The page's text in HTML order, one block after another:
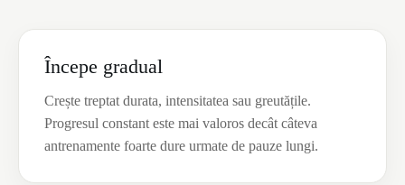
Începe gradual
Crește treptat durata, intensitatea sau greutățile.
Progresul constant este mai valoros decât câteva
antrenamente foarte dure urmate de pauze lungi.